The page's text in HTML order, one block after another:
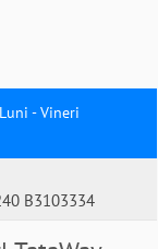
Luni - Vineri
B3103334